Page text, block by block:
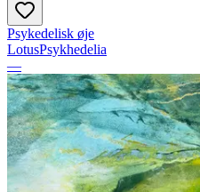
Psykedelisk øje
LotusPsykhedelia
—